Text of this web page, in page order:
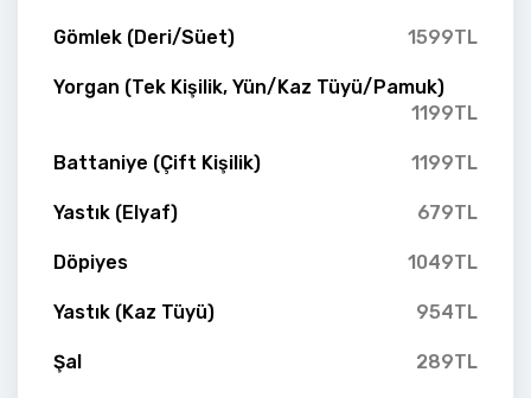
Gömlek (Deri/Süet) 1599TL
Yorgan (Tek Kişilik, Yün/Kaz Tüyü/Pamuk)
1199TL
Battaniye (Çift Kişilik) 1199TL
Yastık (Elyaf) 679TL
Döpiyes 1049TL
Yastık (Kaz Tüyü) 954TL
Şal 289TL